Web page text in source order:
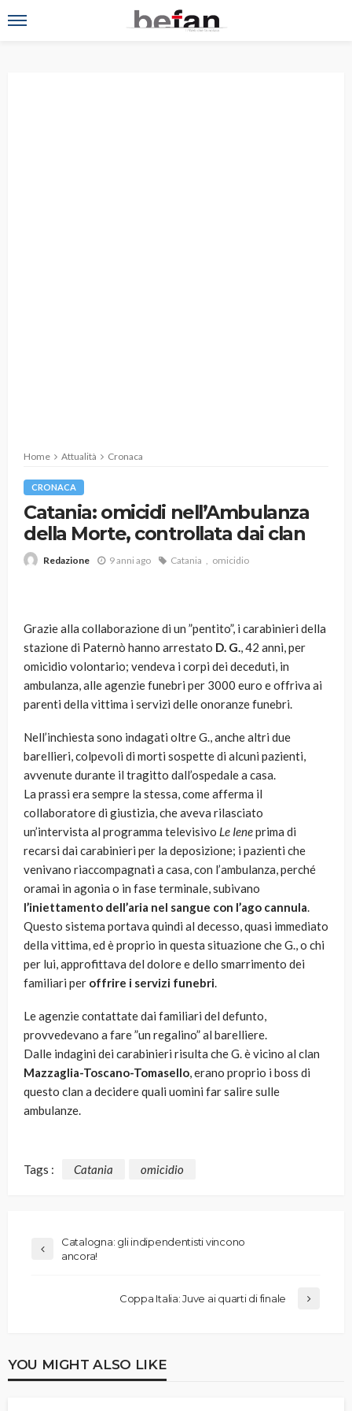
Home Attualità Cronaca
CRONACA
Catania: omicidi nell’Ambulanza
della Morte, controllata dai clan
Redazione 9 anni ago Catania omicidio
Grazie alla collaborazione di un ”pentito”, i carabinieri della
stazione di Paternò hanno arrestato D. G., 42 anni, per
omicidio volontario; vendeva i corpi dei deceduti, in
ambulanza, alle agenzie funebri per 3000 euro e offriva ai
parenti della vittima i servizi delle onoranze funebri.
Nell’inchiesta sono indagati oltre G., anche altri due
barellieri, colpevoli di morti sospette di alcuni pazienti,
avvenute durante il tragitto dall’ospedale a casa.
La prassi era sempre la stessa, come afferma il
collaboratore di giustizia, che aveva rilasciato
un’intervista al programma televisivo Le Ieneprima di
recarsi dai carabinieri per la deposizione; i pazienti che
venivano riaccompagnati a casa, con l’ambulanza, perché
oramai in agonia o in fase terminale, subivano
l’iniettamento dell’aria nel sangue con l’ago cannula.
Questo sistema portava quindi al decesso, quasi immediato
della vittima, ed è proprio in questa situazione che G., o chi
per lui, approfittava del dolore e dello smarrimento dei
familiari per offrire i servizi funebri.
Le agenzie contattate dai familiari del defunto,
provvedevano a fare ”un regalino” al barelliere.
Dalle indagini dei carabinieri risulta che G. è vicino al clan
Mazzaglia-Toscano-Tomasello, erano proprio i boss di
questo clan a decidere quali uomini far salire sulle
ambulanze.
Tags : Catania omicidio
Catalogna: gli indipendentisti vincono
ancora!
Coppa Italia: Juve ai quarti di finale
YOU MIGHT ALSO LIKE